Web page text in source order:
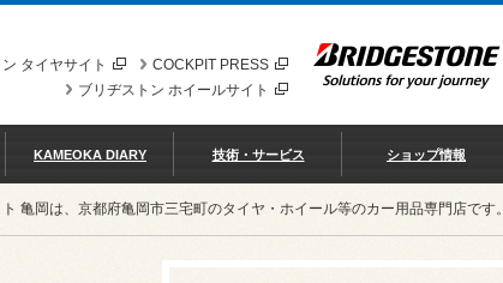
COCKPIT PRESS
タイヤサイト
ブリヂストン ホイールサイト
KAMEOKA DIARY 技術・サービス ショップ情報
亀岡は、京都府亀岡市三宅町のタイヤ・ホイール等のカー用品専門店です。